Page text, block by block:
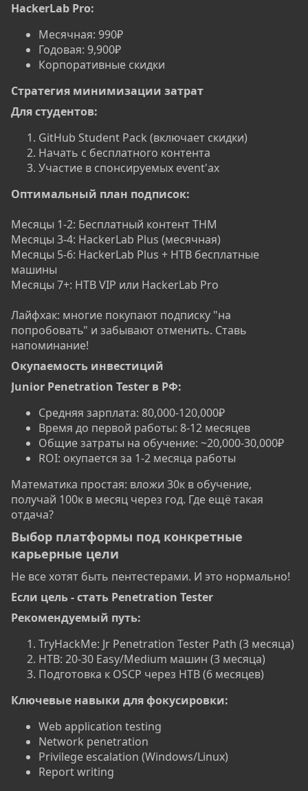
HackerLab Pro:
Месячная: 990₽
Годовая: 9,900₽
Корпоративные скидки
Стратегия минимизации затрат​
Для студентов:
GitHub Student Pack (включает скидки)
Начать с бесплатного контента
Участие в спонсируемых event'ах
Оптимальный план подписок:
Месяцы 1-2: Бесплатный контент THM
Месяцы 3-4: HackerLab Plus (месячная)
Месяцы 5-6: HackerLab Plus + HTB бесплатные
машины
Месяцы 7+: HTB VIP или HackerLab Pro
Лайфхак: многие покупают подписку "на
попробовать" и забывают отменить. Ставь
напоминание!
Окупаемость инвестиций​
Junior Penetration Tester в РФ:
Средняя зарплата: 80,000-120,000₽
Время до первой работы: 8-12 месяцев
Общие затраты на обучение: ~20,000-30,000₽
ROI: окупается за 1-2 месяца работы
Математика простая: вложи 30к в обучение,
получай 100к в месяц через год. Где ещё такая
отдача?
Выбор платформы под конкретные
карьерные цели​
Не все хотят быть пентестерами. И это нормально!
Если цель - стать Penetration Tester​
Рекомендуемый путь:
TryHackMe: Jr Penetration Tester Path (3 месяца)
HTB: 20-30 Easy/Medium машин (3 месяца)
Подготовка к OSCP через HTB (6 месяцев)
Ключевые навыки для фокусировки:
Web application testing
Network penetration
Privilege escalation (Windows/Linux)
Report writing